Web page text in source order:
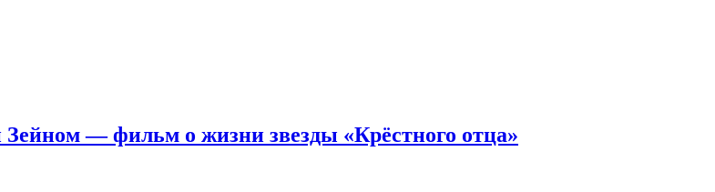
— фильм о жизни звезды «Крёстного отца»